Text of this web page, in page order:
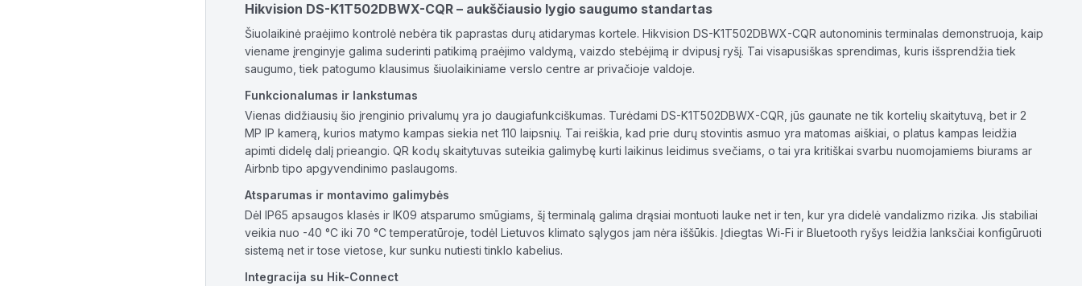
Hikvision DS-K1T502DBWX-CQR – aukščiausio lygio saugumo standartas
Šiuolaikinė praėjimo kontrolė nebėra tik paprastas durų atidarymas kortele. Hikvision DS-K1T502DBWX-CQR autonominis terminalas demonstruoja, kaip
viename įrenginyje galima suderinti patikimą praėjimo valdymą, vaizdo stebėjimą ir dvipusį ryšį. Tai visapusiškas sprendimas, kuris išsprendžia tiek
saugumo, tiek patogumo klausimus šiuolaikiniame verslo centre ar privačioje valdoje.
Funkcionalumas ir lankstumas
Vienas didžiausių šio įrenginio privalumų yra jo daugiafunkciškumas. Turėdami DS-K1T502DBWX-CQR, jūs gaunate ne tik kortelių skaitytuvą, bet ir 2
MP IP kamerą, kurios matymo kampas siekia net 110 laipsnių. Tai reiškia, kad prie durų stovintis asmuo yra matomas aiškiai, o platus kampas leidžia
apimti didelę dalį prieangio. QR kodų skaitytuvas suteikia galimybę kurti laikinus leidimus svečiams, o tai yra kritiškai svarbu nuomojamiems biurams ar
Airbnb tipo apgyvendinimo paslaugoms.
Atsparumas ir montavimo galimybės
Dėl IP65 apsaugos klasės ir IK09 atsparumo smūgiams, šį terminalą galima drąsiai montuoti lauke net ir ten, kur yra didelė vandalizmo rizika. Jis stabiliai
veikia nuo -40 °C iki 70 °C temperatūroje, todėl Lietuvos klimato sąlygos jam nėra iššūkis. Įdiegtas Wi-Fi ir Bluetooth ryšys leidžia lanksčiai konfigūruoti
sistemą net ir tose vietose, kur sunku nutiesti tinklo kabelius.
Integracija su Hik-Connect